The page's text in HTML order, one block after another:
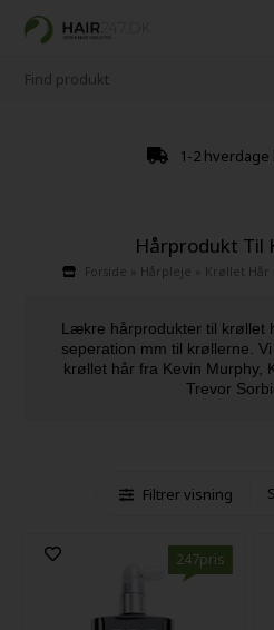
Hårprodukt Til
Forside Hårpleje Krøllet Hår
Lækre hårprodukter til krøllet
seperation mm til krøllerne.
krøllet hår fra Kevin Murphy,
Trevor
Filtrer visning
247pris